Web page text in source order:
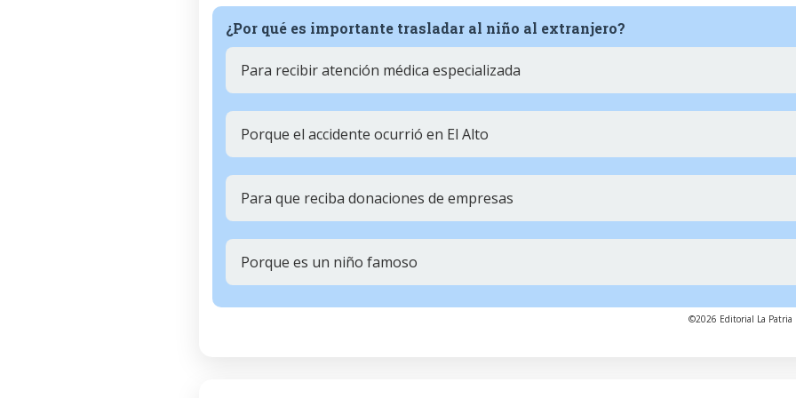
¿Por qué es importante trasladar al niño al extranjero?
Para recibir atención médica especializada
Porque el accidente ocurrió en El Alto
Para que reciba donaciones de empresas
Porque es un niño famoso
©2026 Editorial La Patria